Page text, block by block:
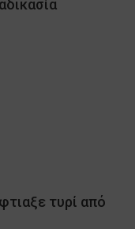
τυρί από